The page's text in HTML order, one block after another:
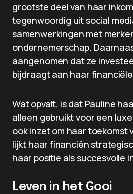
grootste deel van haar
tegenwoordig uit social
samenwerkingen met
ondernemerschap.
aangenomen dat ze
bijdraagt aan haar
Wat opvalt, is dat Pauline
alleen gebruikt voor een
ook inzet om haar toekomst
lijkt haar financiën
haar positie als succesvolle
Leven in het Gooi